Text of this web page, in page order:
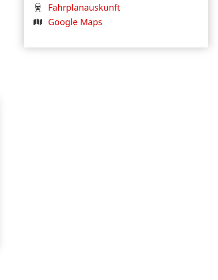
Fahrplanauskunft
Google Maps